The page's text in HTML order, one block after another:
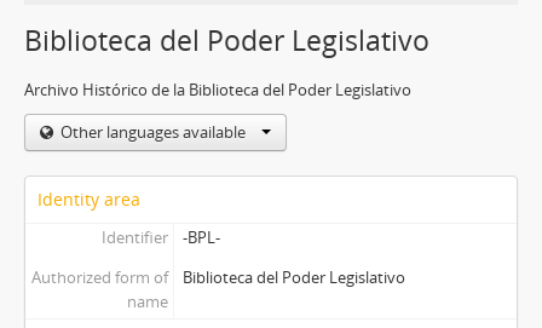
Biblioteca del Poder Legislativo
Archivo Histórico de la Biblioteca del Poder Legislativo
Other languages available
Identity area
Identifier
-BPL-
Authorized form of
name
Biblioteca del Poder Legislativo